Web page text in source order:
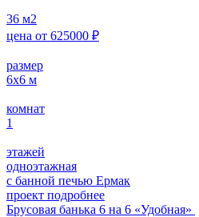
36 м2
цена от 625000 ₽
размер
6х6 м
комнат
1
этажей
одноэтажная
с банной печью Ермак
проект подробнее
Брусовая банька 6 на 6 «Удобная»